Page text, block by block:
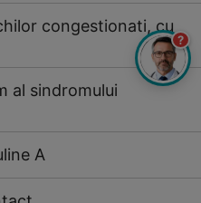
congestionati, cu
al sindromului
A
?